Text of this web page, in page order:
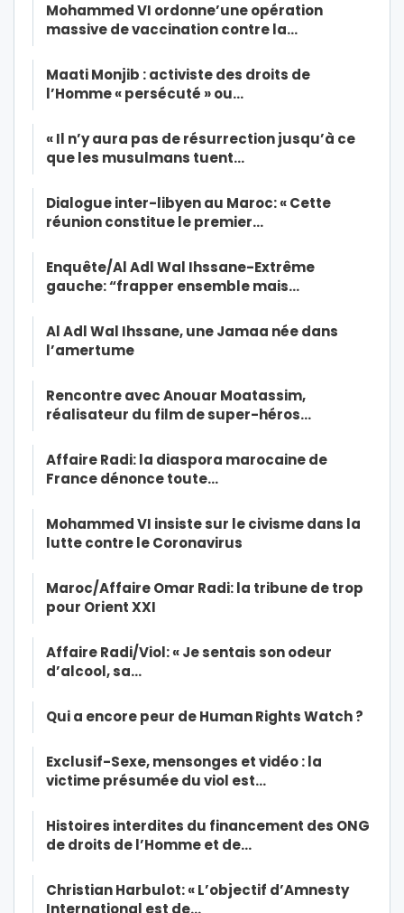
Mohammed VI ordonne’une opération
massive de vaccination contre la…
Maati Monjib : activiste des droits de
l’Homme « persécuté » ou…
« Il n’y aura pas de résurrection jusqu’à ce
que les musulmans tuent…
Dialogue inter-libyen au Maroc: « Cette
réunion constitue le premier…
Enquête/Al Adl Wal Ihssane-Extrême
gauche: “frapper ensemble mais…
Al Adl Wal Ihssane, une Jamaa née dans
l’amertume
Rencontre avec Anouar Moatassim,
réalisateur du film de super-héros…
Affaire Radi: la diaspora marocaine de
France dénonce toute…
Mohammed VI insiste sur le civisme dans la
lutte contre le Coronavirus
Maroc/Affaire Omar Radi: la tribune de trop
pour Orient XXI
Affaire Radi/Viol: « Je sentais son odeur
d’alcool, sa…
Qui a encore peur de Human Rights Watch ?
Exclusif-Sexe, mensonges et vidéo : la
victime présumée du viol est…
Histoires interdites du financement des ONG
de droits de l’Homme et de…
Christian Harbulot: « L’objectif d’Amnesty
International est de…